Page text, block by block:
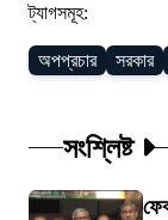
ট্যাগসমূহ:
অপপ্রচার সরকার
সংশ্লিষ্ট